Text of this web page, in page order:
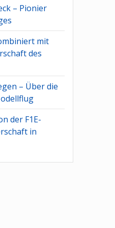
– Pionier
mit
des
– Über die
der F1E-
in